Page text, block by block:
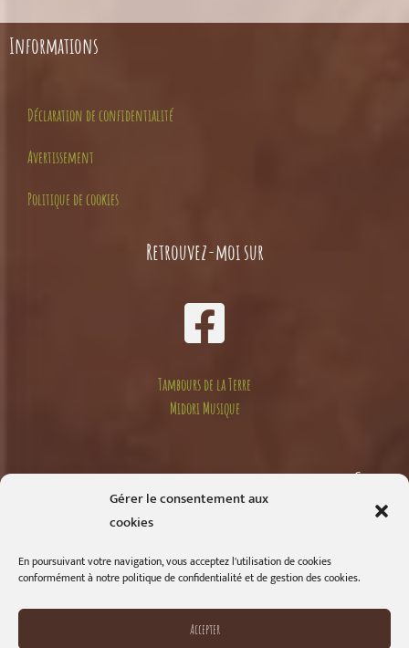
Gérer le consentement aux
cookies
En poursuivant votre navigation, vous acceptez l'utilisation de cookies
conformément à notre politique de confidentialité et de gestion des cookies.
Accepter
Informations
Déclaration de confidentialité
Avertissement
Politique de cookies
Retrouvez-moi sur
Tambours de la Terre
Midori Musique
Compte